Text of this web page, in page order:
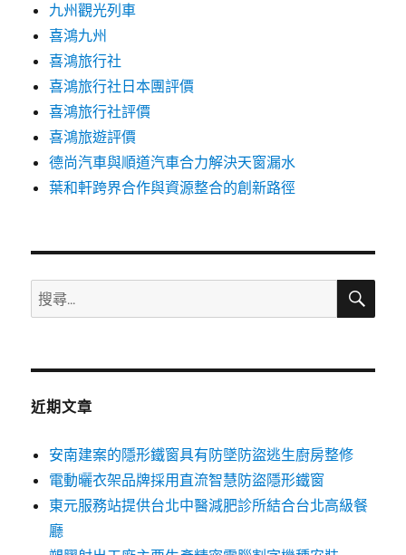
九州觀光列車
喜鴻九州
喜鴻旅行社
喜鴻旅行社日本團評價
喜鴻旅行社評價
喜鴻旅遊評價
德尚汽車與順道汽車合力解決天窗漏水
葉和軒跨界合作與資源整合的創新路徑
搜
尋
鍵
搜
近期文章
安南建案的隱形鐵窗具有防墜防盜逃生廚房整修
電動曬衣架品牌採用直流智慧防盜隱形鐵窗
東元服務站提供台北中醫減肥診所結合台北高級餐
廳